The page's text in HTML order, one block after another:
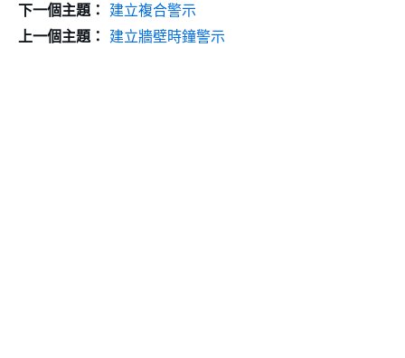
下一個主題： 建立複合警示
上一個主題： 建立牆壁時鐘警示